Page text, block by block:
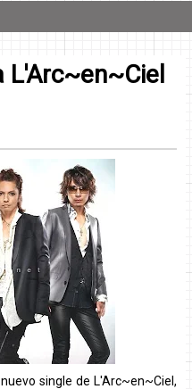
L'Arc~en~Ciel
single de L'Arc~en~Ciel,